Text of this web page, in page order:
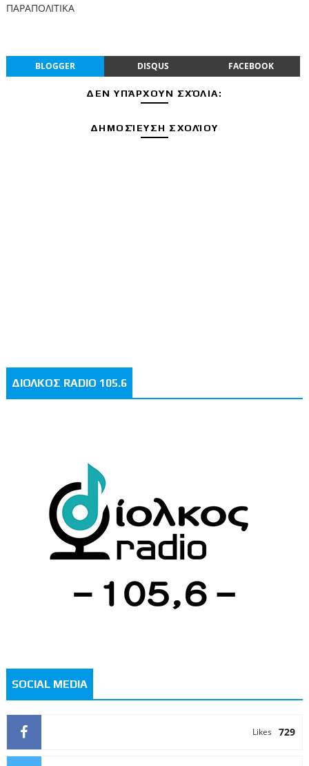
ΠΑΡΑΠΟΛΙΤΙΚΑ
BLOGGER DISQUS FACEBOOK
ΔΕΝ ΥΠΆΡΧΟΥΝ ΣΧΌΛΙΑ:
ΔΗΜΟΣΊΕΥΣΗ ΣΧΟΛΊΟΥ
ΔΙΟΛΚΟΣ RADIO 105.6
SOCIAL MEDIA
729
Likes